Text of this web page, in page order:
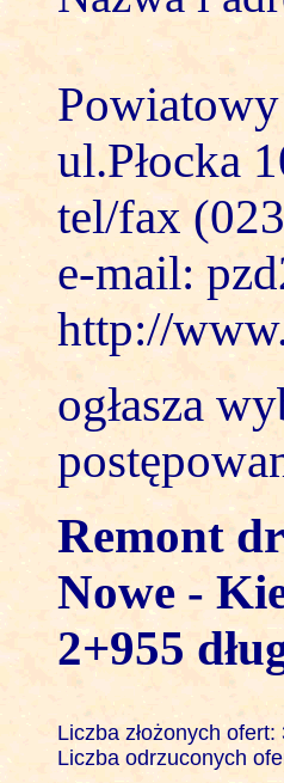
ul.Płocka
tel/fax
e-mail:
http://
ogłasza
Remont
Nowe -
2+955
Liczba złożonych ofert:
Liczba odrzuconych